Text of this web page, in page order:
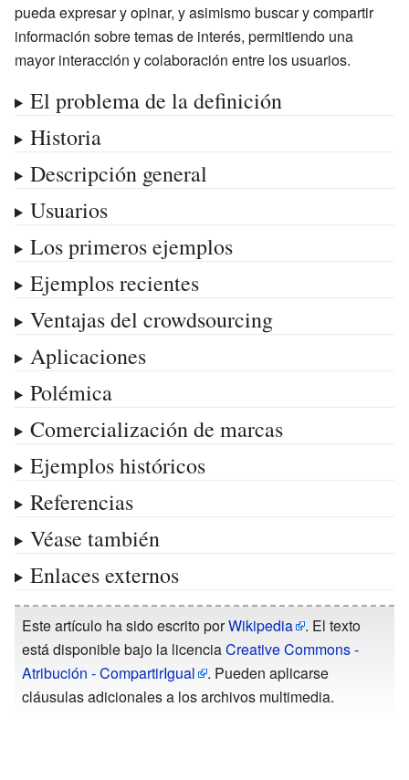
pueda expresar y opinar, y asimismo buscar y compartir
información sobre temas de interés, permitiendo una
mayor interacción y colaboración entre los usuarios.
El problema de la definición
Historia
Descripción general
Usuarios
Los primeros ejemplos
Ejemplos recientes
Ventajas del crowdsourcing
Aplicaciones
Polémica
Comercialización de marcas
Ejemplos históricos
Referencias
Véase también
Enlaces externos
Este artículo ha sido escrito porWikipedia
. El texto
está disponible bajo la licenciaCreative Commons -
Atribución - CompartirIgual
. Pueden aplicarse
cláusulas adicionales a los archivos multimedia.